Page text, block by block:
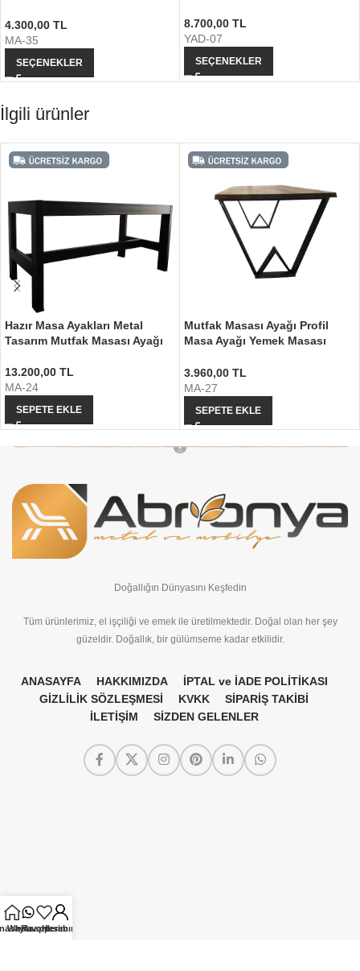
4.300,00 TL
MA-35
SEÇENEKLER
8.700,00 TL
YAD-07
SEÇENEKLER
İlgili ürünler
Hazır Masa Ayakları Metal
Tasarım Mutfak Masası Ayağı
13.200,00 TL
MA-24
SEPETE EKLE
Mutfak Masası Ayağı Profil
Masa Ayağı Yemek Masası
3.960,00 TL
MA-27
SEPETE EKLE
Doğallığın Dünyasını Keşfedin
Tüm ürünlerimiz, el işçiliği ve emek ile üretilmektedir. Doğal olan her şey
güzeldir. Doğallık, bir gülümseme kadar etkilidir.
ANASAYFA HAKKIMIZDA
İPTAL ve İADE POLİTİKASI
GİZLİLİK SÖZLEŞMESİ
KVKK
SİPARİŞ TAKİBİ
İLETİŞİM
SİZDEN GELENLER
Whatsapp
Favorilerim
Hesabım